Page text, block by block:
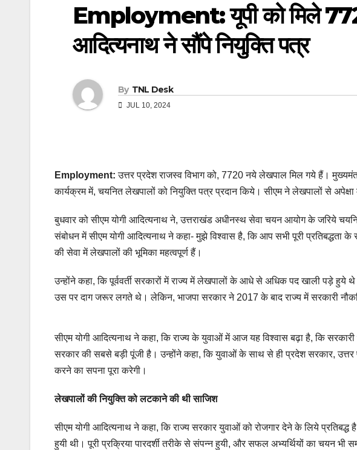
Employment: यूपी को मिले
आदित्यनाथ ने सौंपे नियुक्ति पत्र
By TNL Desk
JUL 10, 2024
Employment: उत्तर प्रदेश राजस्व विभाग को, 7720 नये लेखपाल मिल गये हैं।
कार्यक्रम में, चयनित लेखपालों को नियुक्ति पत्र प्रदान किये। सीएम ने लेखपालों से
बुधवार को सीएम योगी आदित्यनाथ ने, उत्तराखंड अधीनस्थ सेवा चयन आयोग के जरिये
संबोधन में सीएम योगी आदित्यनाथ ने कहा- मुझे विश्वास है, कि आप सभी पूरी प्रतिबद्धता
की सेवा में लेखपालों की भूमिका महत्वपूर्ण हैं।
उन्होंने कहा, कि पूर्ववर्ती सरकारों में राज्य में लेखपालों के आधे से अधिक पद खाली पड़े हुये थे।
उस पर दाग जरूर लगते थे। लेकिन, भाजपा सरकार ने 2017 के बाद राज्य में सरकारी
सीएम योगी आदित्यनाथ ने कहा, कि राज्य के युवाओं में आज यह विश्वास बढ़ा है, कि सरकारी
सरकार की सबसे बड़ी पूंजी है। उन्होंने कहा, कि युवाओं के साथ से ही प्रदेश सरकार,
करने का सपना पूरा करेगी।
लेखपालों की नियुक्ति को लटकाने की थी साजिश
सीएम योगी आदित्यनाथ ने कहा, कि राज्य सरकार युवाओं को रोजगार देने के लिये
हुयी थी। पूरी प्रक्रिया पारदर्शी तरीके से संपन्न हुयी, और सफल अभ्यर्थियों का चयन भी